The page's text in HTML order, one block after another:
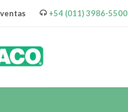
+54 (011) 3986-5500